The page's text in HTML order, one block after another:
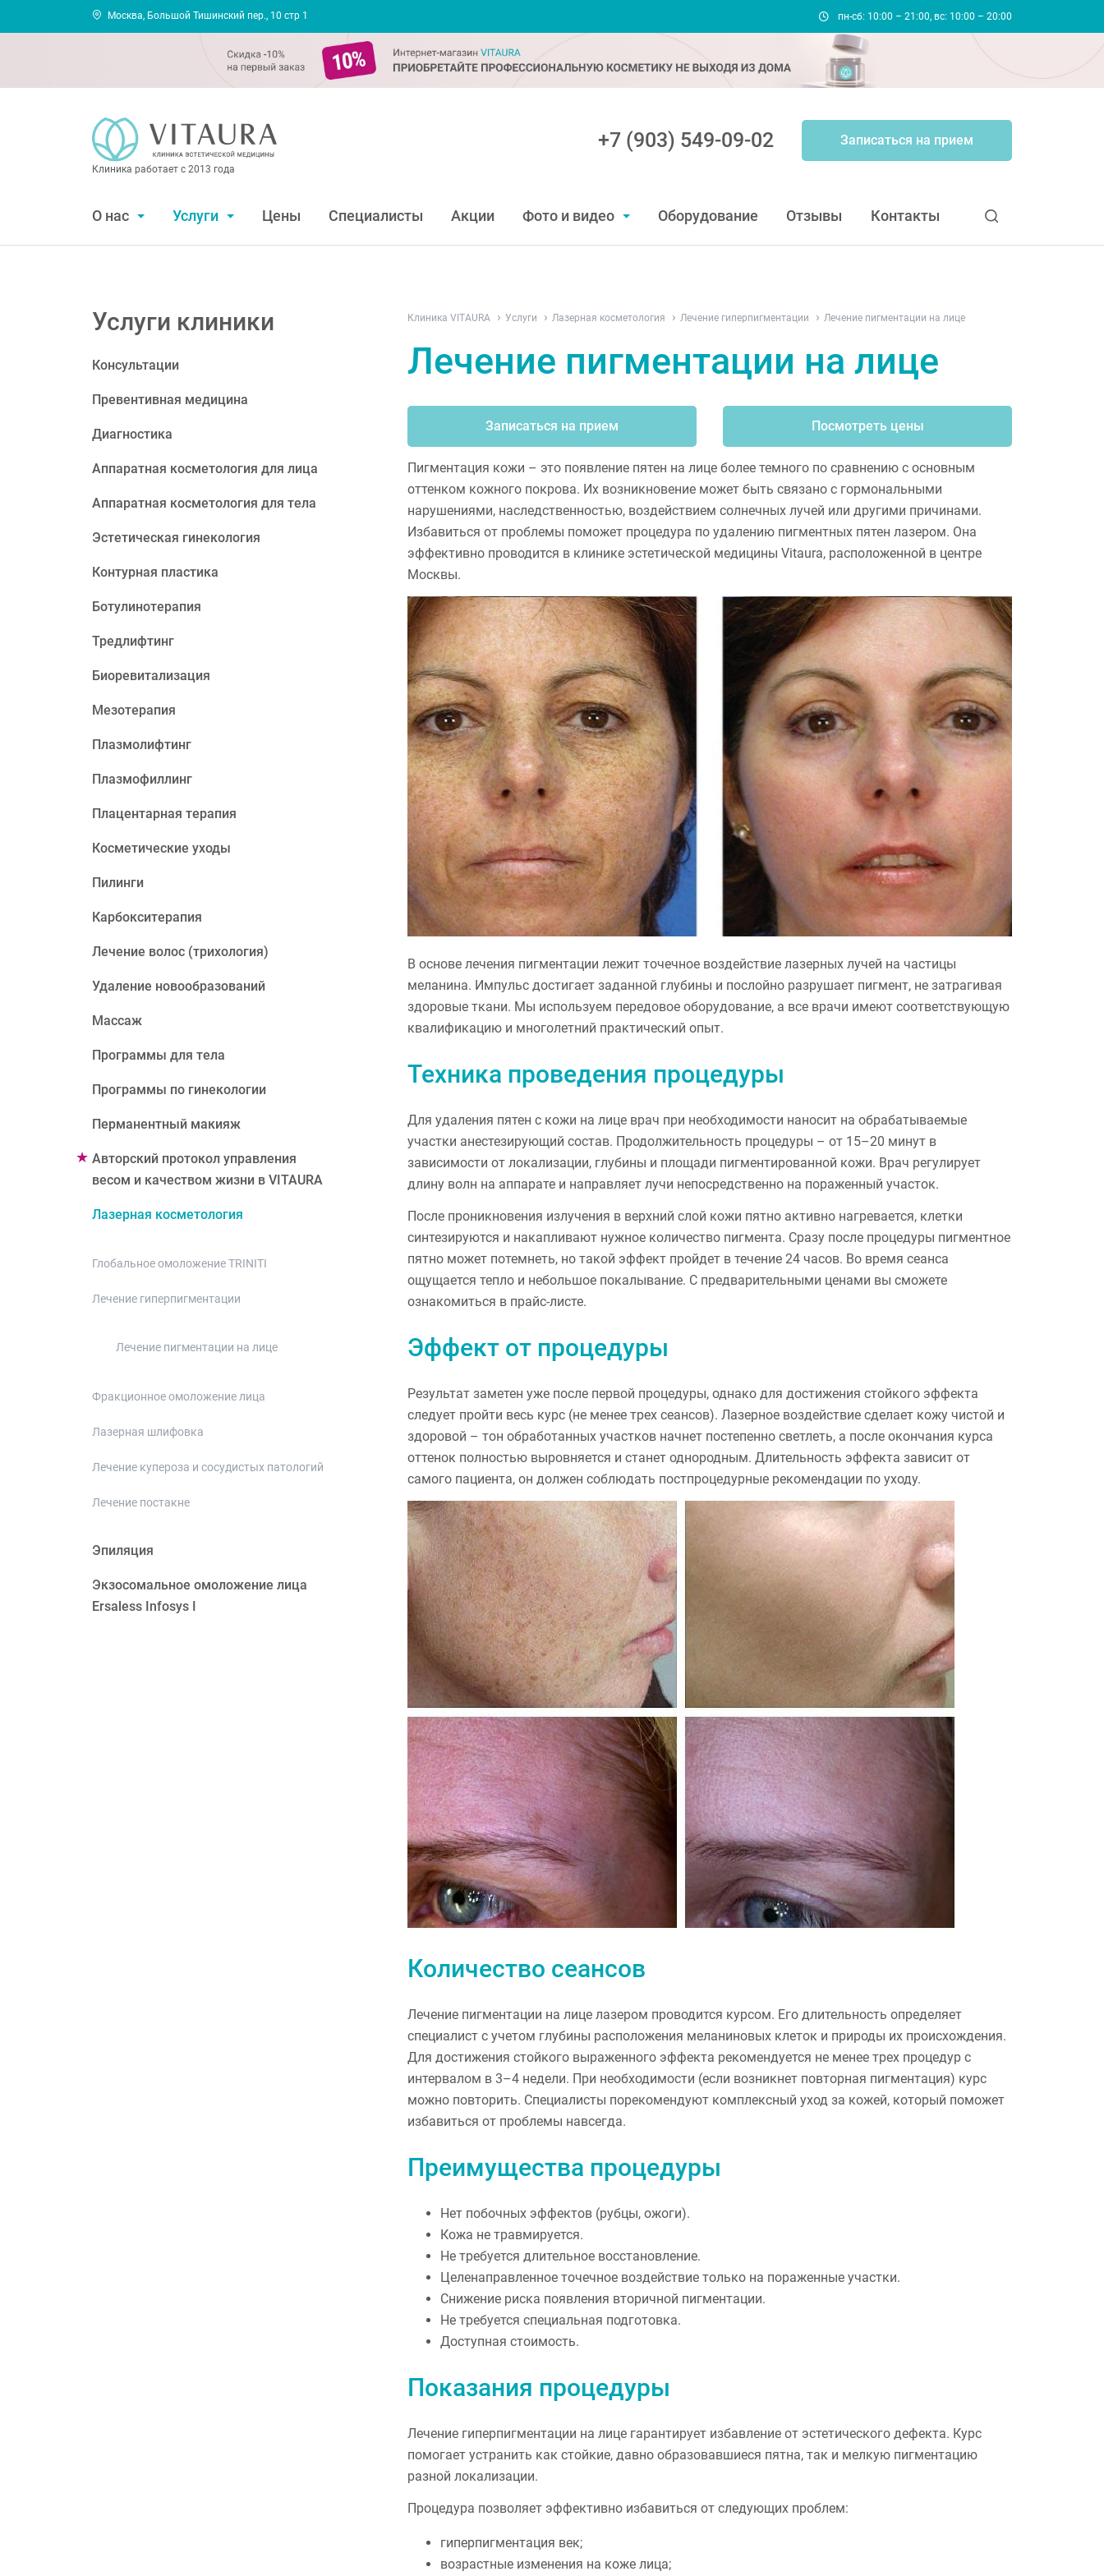
Москва, Большой Тишинский пер., 10 стр 1 пн-сб: 10:00 – 21:00, вс: 10:00 – 20:00
+7 (903) 549-09-02 Записаться на прием
Клиника работает с 2013 года
О нас Услуги Цены Специалисты Акции Фото и видео Оборудование Отзывы Контакты
Клиника VITAURA Услуги Лазерная косметология Лечение гиперпигментации Лечение пигментации на лице
Лечение пигментации на лице
Записаться на прием Посмотреть цены
Пигментация кожи – это появление пятен на лице более темного по сравнению с основным
оттенком кожного покрова. Их возникновение может быть связано с гормональными
нарушениями, наследственностью, воздействием солнечных лучей или другими причинами.
Избавиться от проблемы поможет процедура по удалению пигментных пятен лазером. Она
эффективно проводится в клинике эстетической медицины Vitaura, расположенной в центре
Москвы.
В основе лечения пигментации лежит точечное воздействие лазерных лучей на частицы
меланина. Импульс достигает заданной глубины и послойно разрушает пигмент, не затрагивая
здоровые ткани. Мы используем передовое оборудование, а все врачи имеют соответствующую
квалификацию и многолетний практический опыт.
Техника проведения процедуры
Для удаления пятен с кожи на лице врач при необходимости наносит на обрабатываемые
участки анестезирующий состав. Продолжительность процедуры – от 15–20 минут в
зависимости от локализации, глубины и площади пигментированной кожи. Врач регулирует
длину волн на аппарате и направляет лучи непосредственно на пораженный участок.
После проникновения излучения в верхний слой кожи пятно активно нагревается, клетки
синтезируются и накапливают нужное количество пигмента. Сразу после процедуры пигментное
пятно может потемнеть, но такой эффект пройдет в течение 24 часов. Во время сеанса
ощущается тепло и небольшое покалывание. С предварительными ценами вы сможете
ознакомиться в прайс-листе.
Эффект от процедуры
Результат заметен уже после первой процедуры, однако для достижения стойкого эффекта
следует пройти весь курс (не менее трех сеансов). Лазерное воздействие сделает кожу чистой и
здоровой – тон обработанных участков начнет постепенно светлеть, а после окончания курса
оттенок полностью выровняется и станет однородным. Длительность эффекта зависит от
самого пациента, он должен соблюдать постпроцедурные рекомендации по уходу.
Количество сеансов
Лечение пигментации на лице лазером проводится курсом. Его длительность определяет
специалист с учетом глубины расположения меланиновых клеток и природы их происхождения.
Для достижения стойкого выраженного эффекта рекомендуется не менее трех процедур с
интервалом в 3–4 недели. При необходимости (если возникнет повторная пигментация) курс
можно повторить. Специалисты порекомендуют комплексный уход за кожей, который поможет
избавиться от проблемы навсегда.
Преимущества процедуры
Нет побочных эффектов (рубцы, ожоги).
Кожа не травмируется.
Не требуется длительное восстановление.
Целенаправленное точечное воздействие только на пораженные участки.
Снижение риска появления вторичной пигментации.
Не требуется специальная подготовка.
Доступная стоимость.
Показания процедуры
Лечение гиперпигментации на лице гарантирует избавление от эстетического дефекта. Курс
помогает устранить как стойкие, давно образовавшиеся пятна, так и мелкую пигментацию
разной локализации.
Процедура позволяет эффективно избавиться от следующих проблем:
гиперпигментация век;
возрастные изменения на коже лица;
Услуги клиники
Консультации
Превентивная медицина
Диагностика
Аппаратная косметология для лица
Аппаратная косметология для тела
Эстетическая гинекология
Контурная пластика
Ботулинотерапия
Тредлифтинг
Биоревитализация
Мезотерапия
Плазмолифтинг
Плазмофиллинг
Плацентарная терапия
Косметические уходы
Пилинги
Карбокситерапия
Лечение волос (трихология)
Удаление новообразований
Массаж
Программы для тела
Программы по гинекологии
Перманентный макияж
Авторский протокол управления
весом и качеством жизни в VITAURA
Лазерная косметология
Глобальное омоложение TRINITI
Лечение гиперпигментации
Лечение пигментации на лице
Фракционное омоложение лица
Лазерная шлифовка
Лечение купероза и сосудистых патологий
Лечение постакне
Эпиляция
Экзосомальное омоложение лица
Ersaless Infosys I